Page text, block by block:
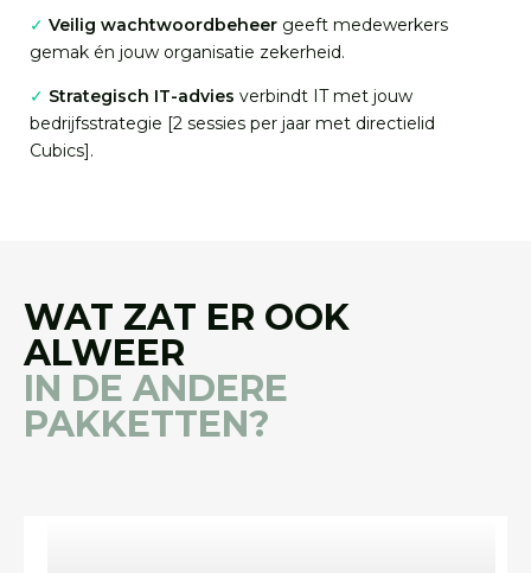
✓ Veilig wachtwoordbeheer geeft medewerkers
gemak én jouw organisatie zekerheid.
✓ Strategisch IT-advies verbindt IT met jouw
bedrijfsstrategie [2 sessies per jaar met directielid
Cubics].
WAT ZAT ER OOK
ALWEER
IN DE ANDERE
PAKKETTEN?